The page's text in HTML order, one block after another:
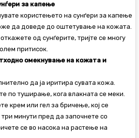
за капење
користењето на сунѓери за капење
да доведе до оштетување на кожата.
од сунѓерите, тријте се многу
притисок.
омекнување на кожата и
да ја иритира сувата кожа.
по туширање, кога влакната се меки.
крем или гел за бричење, кој се
минути пред да започнете со
се во насока на растење на